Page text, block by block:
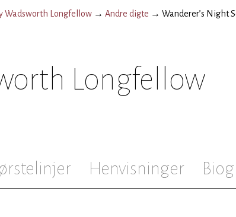
Wadsworth Longfellow → Andre digte → Wanderer’s Night
Longfellow
Henvisninger